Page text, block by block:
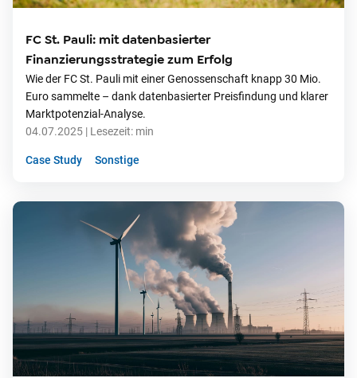
FC St. Pauli: mit datenbasierter
Finanzierungsstrategie zum Erfolg
Wie der FC St. Pauli mit einer Genossenschaft knapp 30 Mio.
Euro sammelte – dank datenbasierter Preisfindung und klarer
Marktpotenzial-Analyse.
04.07.2025 | Lesezeit: min
Case Study Sonstige